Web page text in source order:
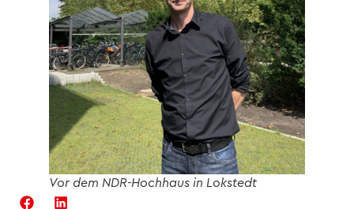
Vor dem NDR-Hochhaus in Lokstedt